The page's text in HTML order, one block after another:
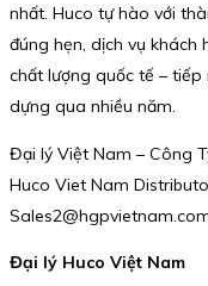
nhất. Huco tự hào với
đúng hẹn, dịch vụ
chất lượng quốc tế –
dựng qua nhiều năm.
Đại lý Việt Nam – Công
Huco Viet Nam
Đại lý Huco Việt Nam